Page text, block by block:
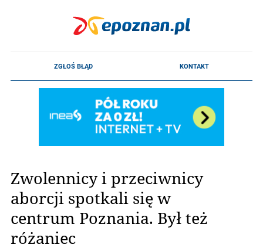
Zwolennicy i przeciwnicy
aborcji spotkali się w
centrum Poznania. Był też
różaniec